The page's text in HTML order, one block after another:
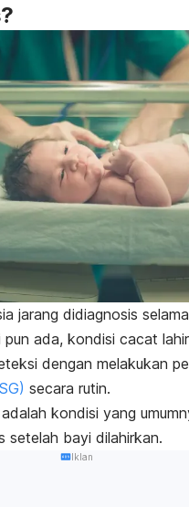
jarang didiagnosis
pun ada, kondisi cacat
dengan melakukan
secara rutin.
kondisi yang
setelah bayi dilahirkan.
Iklan